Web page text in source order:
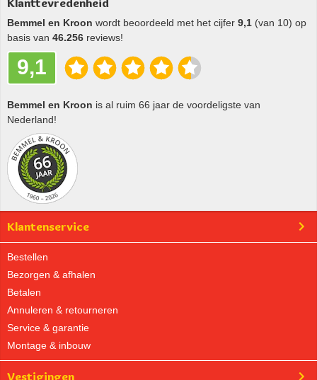
Klanttevredenheid
Bemmel en Kroon wordt beoordeeld met het cijfer 9,1 (van 10) op
basis van 46.256 reviews!
9,1
Bemmel en Kroon is al ruim 66 jaar de voordeligste van
Nederland!
Klantenservice
Bestellen
Bezorgen & afhalen
Betalen
Annuleren & retourneren
Service & garantie
Montage & inbouw
Vestigingen